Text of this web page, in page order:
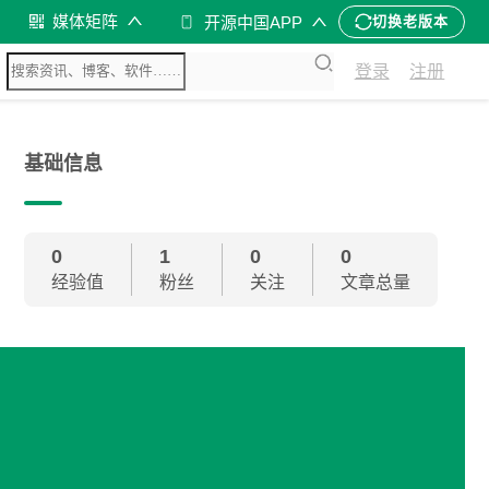
媒体矩阵 开源中国APP 切换老版本
登录 注册
基础信息
0
经验值
1
粉丝
0
关注
0
文章总量